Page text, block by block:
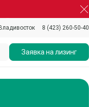
Владивосток 8 (423) 260-50-40
Заявка на лизинг